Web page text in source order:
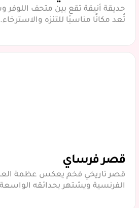
حديقة أنيقة تقع بين متحف اللوفر
تُعد مكانًا مناسبًا للتنزه والاسترخاء.
قصر فرساي
قصر تاريخي فخم يعكس عظمة
الفرنسية ويشتهر بحدائقه الواسعة